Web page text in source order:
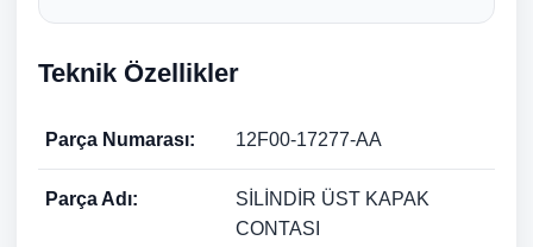
Teknik Özellikler
Parça Numarası: 12F00-17277-AA
Parça Adı:
SİLİNDİR ÜST KAPAK
CONTASI